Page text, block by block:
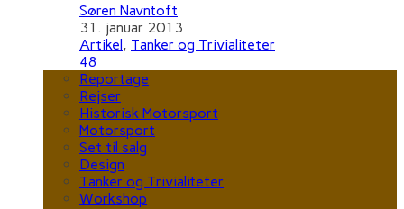
Søren Navntoft
31. januar 2013
Artikel, Tanker og Trivialiteter
48
Reportage
Rejser
Historisk Motorsport
Motorsport
Set til salg
Design
Tanker og Trivialiteter
Workshop